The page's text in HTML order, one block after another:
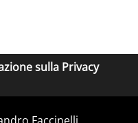
sulla Privacy